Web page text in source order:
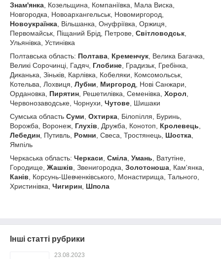
Знам'янка , Козельщина, Компаніївка, Мала Виска,
Новгородка, Новоархангельськ, Новомиргород,
Новоукраїнка , Вільшанка, Онуфріївка, Оржиця,
Первомайськ, Піщаний Брід, Петрове, Світловодськ
Ульянівка, Устинівка
Полтавська область: Полтава Кременчук , Велика Багачка,
Великі Сорочинці, Гадяч, Глобине , Градизьк, Гребінка,
Диканька, Зіньків, Карлівка, Кобеляки, Комсомольськ,
Котельва, Лохвиця, Лубни Миргород , Нові Санжари,
Ордановка, Пирятин , Решетилівка, Семенівка, Хорол
Червонозаводське, Чорнухи, Чутове , Шишаки
Сумська область Суми Охтирка , Білопілля, Буринь,
Ворожба, Воронеж, Глухів , Дружба, Конотоп, Кролевець
Лебедин , Путивль, Ромни , Свеса, Тростянець, Шостка
Ямпіль
Черкаська область: Черкаси Сміла Умань , Ватутіне,
Городище, Жашків , Звенигородка, Золотоноша , Кам'янка,
Канів , Корсунь-Шевченківського, Монастирища, Тального,
Христинівка, Чигирин Шпола
Інші статті рубрики
23.08.2023